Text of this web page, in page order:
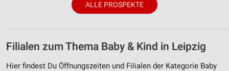
ALLE PROSPEKTE
Filialen zum Thema Baby & Kind in Leipzig
Hier findest Du Öffnungszeiten und Filialen der Kategorie Baby